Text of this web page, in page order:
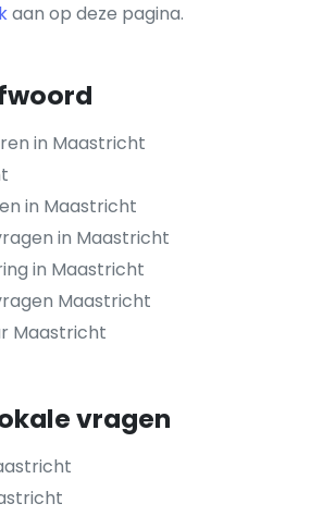
aan op deze pagina.
in Maastricht
in Maastricht
in Maastricht
in Maastricht
Maastricht
Maastricht
vragen